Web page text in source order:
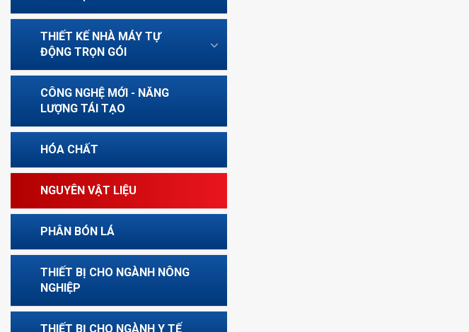
THIẾT KẾ NHÀ MÁY TỰ
ĐỘNG TRỌN GÓI
CÔNG NGHỆ MỚI - NĂNG
LƯỢNG TÁI TẠO
HÓA CHẤT
NGUYÊN VẬT LIỆU
PHÂN BÓN LÁ
THIẾT BỊ CHO NGÀNH NÔNG
NGHIỆP
THIẾT BỊ CHO NGÀNH Y TẾ